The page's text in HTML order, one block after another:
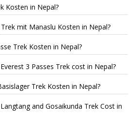
Kosten in Nepal?
mit Manaslu Kosten in Nepal?
Trek Kosten in Nepal?
3 Passes Trek cost in Nepal?
Trek Kosten in Nepal?
and Gosaikunda Trek Cost in